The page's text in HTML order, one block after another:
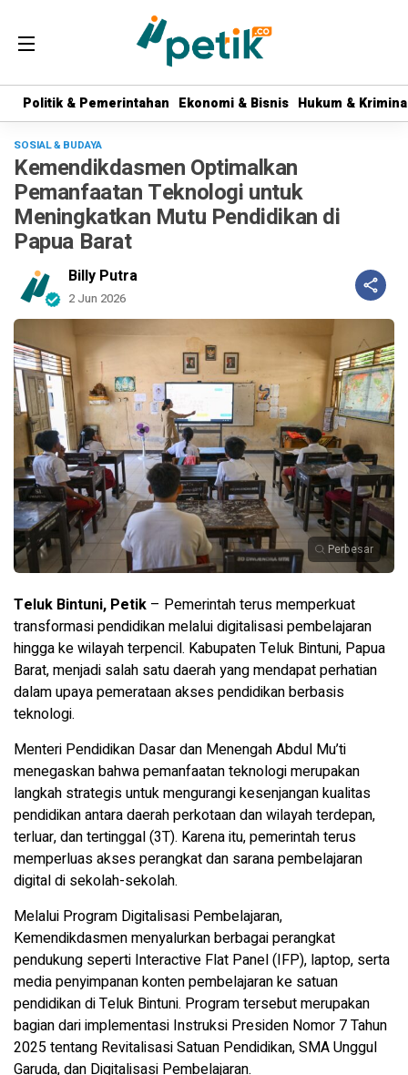
Politik & Pemerintahan Ekonomi & Bisnis Hukum &
Politik & Pemerintahan Ekonomi & Bisnis Hukum &
SOSIAL & BUDAYA
Kemendikdasmen Optimalkan
Pemanfaatan Teknologi untuk
Meningkatkan Mutu Pendidikan di
Papua Barat
Billy Putra
2 Jun 2026
Perbesar
Teluk Bintuni, Petik – Pemerintah terus memperkuat
transformasi pendidikan melalui digitalisasi pembelajaran
hingga ke wilayah terpencil. Kabupaten Teluk Bintuni, Papua
Barat, menjadi salah satu daerah yang mendapat perhatian
dalam upaya pemerataan akses pendidikan berbasis
teknologi.
Menteri Pendidikan Dasar dan Menengah Abdul Mu’ti
menegaskan bahwa pemanfaatan teknologi merupakan
langkah strategis untuk mengurangi kesenjangan kualitas
pendidikan antara daerah perkotaan dan wilayah terdepan,
terluar, dan tertinggal (3T). Karena itu, pemerintah terus
memperluas akses perangkat dan sarana pembelajaran
digital di sekolah-sekolah.
Melalui Program Digitalisasi Pembelajaran,
Kemendikdasmen menyalurkan berbagai perangkat
pendukung seperti Interactive Flat Panel (IFP), laptop, serta
media penyimpanan konten pembelajaran ke satuan
pendidikan di Teluk Bintuni. Program tersebut merupakan
bagian dari implementasi Instruksi Presiden Nomor 7 Tahun
2025 tentang Revitalisasi Satuan Pendidikan, SMA Unggul
Garuda, dan Digitalisasi Pembelajaran.